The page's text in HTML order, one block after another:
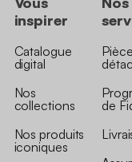
inspirer
Catalogue
digital
Nos
collections
Nos produits
iconiques
de